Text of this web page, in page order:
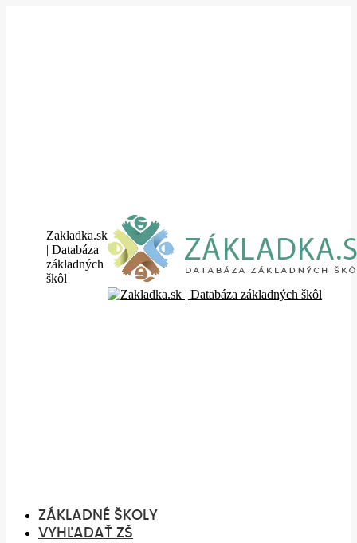
Zakladka.sk
| Databáza
základných
škôl
ZÁKLADNÉ ŠKOLY
VYHĽADAŤ ZŠ